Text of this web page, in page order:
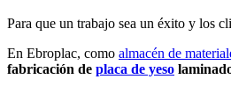
Para que un trabajo sea un éxito y los
En Ebroplac, como almacén de
fabricación de placa de yeso